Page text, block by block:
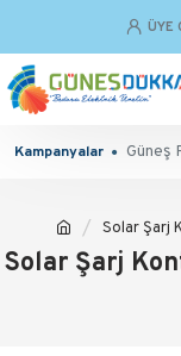
ÜYE
Kampanyalar Güneş
Solar Şarj
Solar Şarj